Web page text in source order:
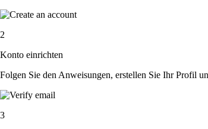
2
Konto einrichten
Folgen Sie den Anweisungen, erstellen Sie Ihr Profil
3